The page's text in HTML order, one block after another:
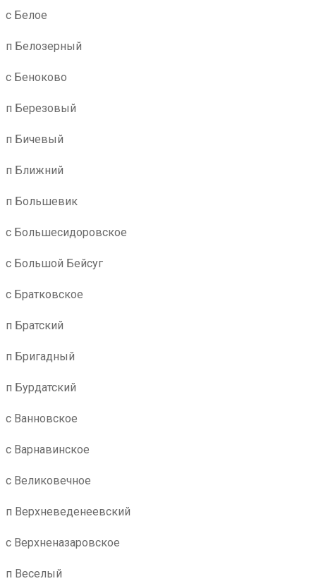
с Белое
п Белозерный
с Беноково
п Березовый
п Бичевый
п Ближний
п Большевик
с Большесидоровское
с Большой Бейсуг
с Братковское
п Братский
п Бригадный
п Бурдатский
с Ванновское
с Варнавинское
с Великовечное
п Верхневеденеевский
с Верхненазаровское
п Веселый